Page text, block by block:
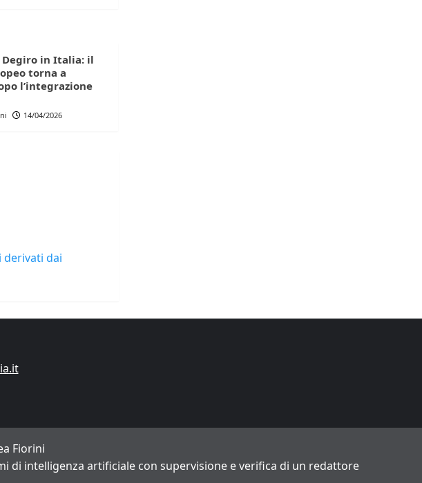
Degiro in Italia: il
torna a
l’integrazione
14/04/2026
derivati dai
Fiorini
di intelligenza artificiale con supervisione e verifica di un redattore